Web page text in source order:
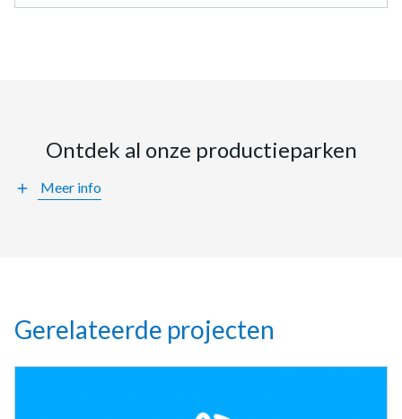
Ontdek al onze productieparken
add Meer info
Gerelateerde projecten